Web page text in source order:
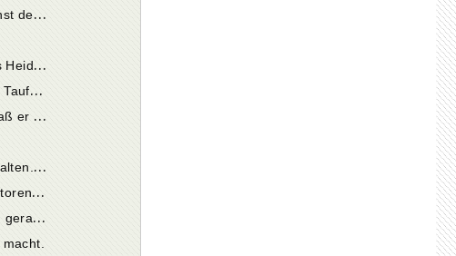
K
ap. 2. Den Gegenstand des Gesprächs soll ein Stoff bilden, der für sich selbst spricht und der Kunst der Rede gar nicht bedarf.
K
ap. 3. Zunächst werden wir in die Zeit vor Cyprians Übertritt versetzt, wo er noch in der Nacht des Heidentums befangen war und eine solche geistige Wiedergeburt für unmöglich gehalten hatte.
K
ap. 4. Mit Begeisterung schildert er die wunderbaren Wirkungen der göttlichen Gnade, die mit der Taufe auf den Christen überströmt.
K
ap. 5. In dieser Gnade erstarkt der Bekehrte mit dem Zunehmen des Glaubens immer mehr, so daß er sogar über die bösen Geister Gewalt bekommt.
K
ap. 6. Als Gegenstück will Cyprian seinem Freunde die Verkommenheit der heidnischen Welt vorhalten. Wie von einer hohen Warte aus läßt er ihn zuerst die blutigen Greuel sehen, die Raub, Mord und Krieg allenthalben anrichten.
K
ap. 7. Das gleiche düstere Bild zeigen die Städte mit der unmenschlichen Grausamkeit der Gladiatorenspiele.
K
ap. 8. Die schamlosen Vorführungen im Theater und besonders in den mimischen Spielen fordern geradezu zur Nachahmung heraus.